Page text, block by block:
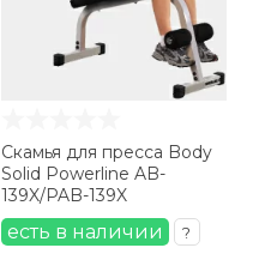
Скамья для пресса Body
Solid Powerline AB-
139X/PAB-139X
есть в наличии ?